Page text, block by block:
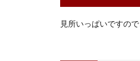
見所いっぱいですので